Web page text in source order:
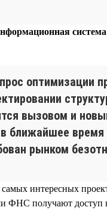
вызовом и
ближайшее
рынком
интересных
ФНС получают